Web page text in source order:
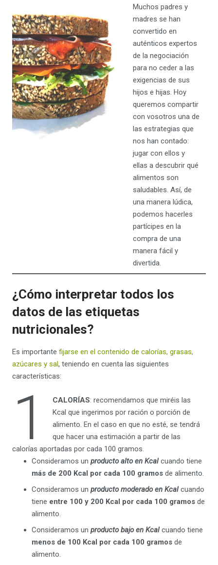
Muchos padres y
madres se han
convertido en
auténticos expertos
de la negociación
para no ceder a las
exigencias de sus
hijos e hijas. Hoy
queremos compartir
con vosotros una de
las estrategias que
nos han contado:
jugar con ellos y
ellas a descubrir qué
alimentos son
saludables. Así, de
una manera lúdica,
podemos hacerles
partícipes en la
compra de una
manera fácil y
divertida.
¿Cómo interpretar todos los
datos de las etiquetas
nutricionales?
Es importante fijarse en el contenido de calorías, grasas,
azúcares y sal, teniendo en cuenta las siguientes
características:
1 CALORÍAS: recomendamos que miréis las
Kcal que ingerimos por ración o porción de
alimento. En el caso en que no esté, se tendrá
que hacer una estimación a partir de las
calorías aportadas por cada 100 gramos.
Consideramos un producto alto en Kcal cuando tiene
más de 200 Kcal por cada 100 gramos de alimento.
Consideramos un producto moderado en Kcal cuando
tiene entre 100 y 200 Kcal por cada 100 gramos de
alimento.
Consideramos un producto bajo en Kcal cuando tiene
menos de 100 Kcal por cada 100 gramos de
alimento.